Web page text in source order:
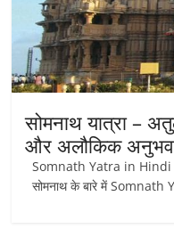
सोमनाथ यात्रा –
और अलौकिक अनुभव
Somnath Yatra in
सोमनाथ के बारे में Somnath